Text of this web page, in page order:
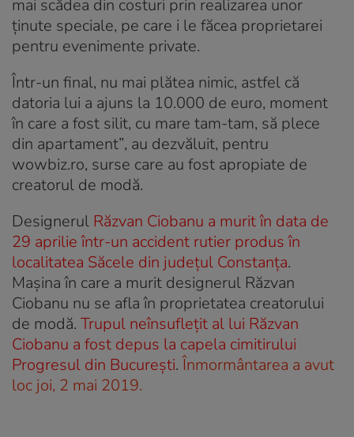
mai scădea din costuri prin realizarea unor
ținute speciale, pe care i le făcea proprietarei
pentru evenimente private.
Într-un final, nu mai plătea nimic, astfel că
datoria lui a ajuns la 10.000 de euro, moment
în care a fost silit, cu mare tam-tam, să plece
din apartament”, au dezvăluit, pentru
wowbiz.ro, surse care au fost apropiate de
creatorul de modă.
Designerul Răzvan Ciobanu a murit în data de
29 aprilie într-un accident rutier produs în
localitatea Săcele din județul Constanța.
Mașina în care a murit designerul Răzvan
Ciobanu nu se afla în proprietatea creatorului
de modă. Trupul neînsuflețit al lui Răzvan
Ciobanu a fost depus la capela cimitirului
Progresul din București.Înmormântarea a avut
loc joi, 2 mai 2019.